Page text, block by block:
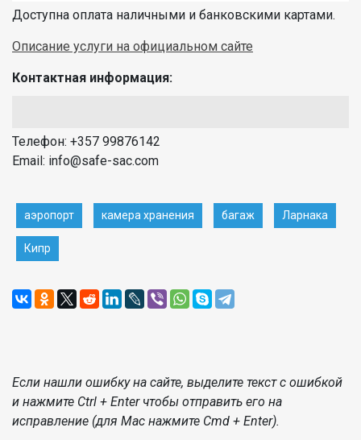
Доступна оплата наличными и банковскими картами.
Описание услуги на официальном сайте
Контактная информация:
Телефон: +357 99876142
Email: info@safe-sac.com
аэропорт камера хранения багаж Ларнака
Кипр
Если нашли ошибку на сайте, выделите текст с ошибкой
и нажмите Ctrl + Enter чтобы отправить его на
исправление (для Mac нажмите Cmd + Enter).